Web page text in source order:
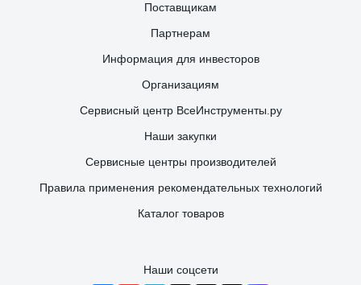
Поставщикам
Партнерам
Информация для инвесторов
Организациям
Сервисный центр ВсеИнструменты.ру
Наши закупки
Сервисные центры производителей
Правила применения рекомендательных технологий
Каталог товаров
Наши соцсети